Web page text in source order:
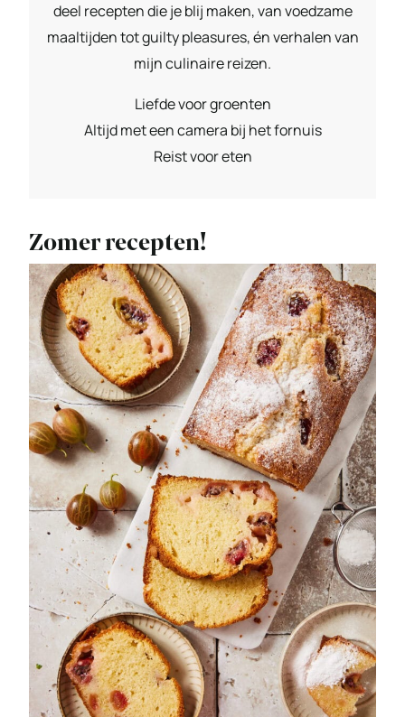
deel recepten die je blij maken, van voedzame
maaltijden tot guilty pleasures, én verhalen van
mijn culinaire reizen.
Liefde voor groenten
Altijd met een camera bij het fornuis
Reist voor eten
Zomer recepten!